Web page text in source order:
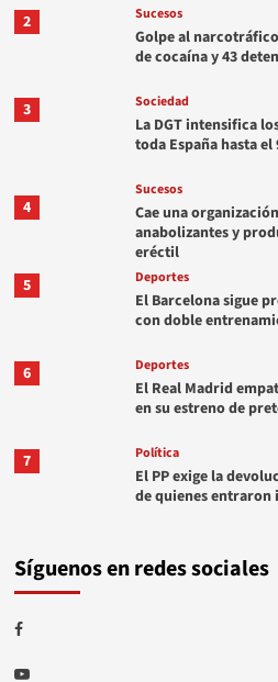
2
Sucesos
Golpe al
de cocaína y 43
3 Sociedad
La DGT intensifica
toda España hasta el
4
Sucesos
Cae una
anabolizantes y
eréctil
5
Deportes
El Barcelona sigue
con doble
6 Deportes
El Real Madrid
en su estreno de
7 Política
El PP exige la
de quienes entraron
Síguenos en redes sociales
Facebook
Youtube